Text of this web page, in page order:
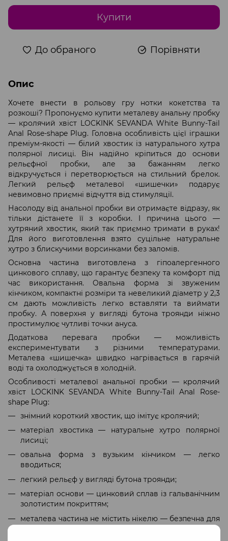
Купити
До обраного Порівняти
Опис
Хочете внести в рольову гру нотки кокетства та
розкоші? Пропонуємо купити металеву анальну пробку
— кролячий хвіст LOCKINK SEVANDA White Bunny-Tail
Anal Rose-shape Plug. Головна особливість цієї іграшки
преміум-якості — білий хвостик із натурального хутра
полярної лисиці. Він надійно кріпиться до основи
рельєфної пробки, але за бажанням легко
відкручується і перетворюється на стильний брелок.
Легкий рельєф металевої «шишечки» подарує
невимовно приємні відчуття від стимуляції.
Насолоду від анальної пробки ви отримаєте відразу, як
тільки дістанете її з коробки. І причина цього —
хутряний хвостик, який так приємно тримати в руках!
Для його виготовлення взято суцільне натуральне
хутро з блискучими ворсинками без заломів.
Основна частина виготовлена ​​з гіпоалергенного
цинкового сплаву, що гарантує безпеку та комфорт під
час використання. Овальна форма зі звуженим
кінчиком, компактні розміри та невеликий діаметр у 2,3
см дають можливість легко вставляти та виймати
пробку. А поверхня у вигляді бутона троянди ніжно
простимулює чутливі точки ануса.
Додаткова перевага пробки — можливість
експериментувати з різними температурами.
Металева «шишечка» швидко нагрівається в гарячій
воді та охолоджується в холодній.
Особливості металевої анальної пробки — кролячий
хвіст LOCKINK SEVANDA White Bunny-Tail Anal Rose-
shape Plug:
знімний короткий хвостик, що імітує кролячий;
матеріал хвостика — натуральне хутро полярної
лисиці;
овальна форма з вузьким кінчиком — легко
вводиться;
легкий рельєф у вигляді бутона троянди;
матеріал основи — цинковий сплав із гальванічним
золотистим покриттям;
металева частина не містить нікелю — безпечна для